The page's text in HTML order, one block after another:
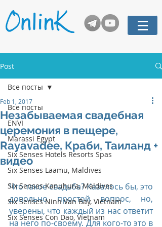
Post
Все посты
ENVI
Marassi Egypt
Six Senses Hotels Resorts Spas
Six Senses Laamu, Maldives
Six Senses Kanuhura, Maldives
Six Senses Ninh Van Bay, Vietnam
Six Senses Con Dao, Vietnam
Все посты
Незабываемая свадебная
церемония в пещере,
Rayavadee, Краби, Таиланд +
видео
Feb 1, 2017
Что такое свадьба? Казалось бы, это
довольно простой вопрос, но,
уверены, что каждый из нас ответит
на него по-своему. Для кого-то это в